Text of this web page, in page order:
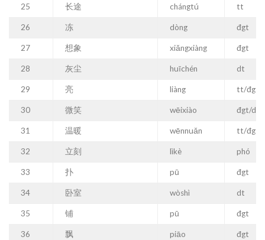
25 长途 chángtú tt
26 冻 dòng đgt
27 想象 xiǎngxiàng đgt
28 灰尘 huīchén dt
29 亮 liàng tt/đgt
30 微笑 wēixiào đgt/dt
31 温暖 wēnnuǎn tt/đgt
32 立刻 lìkè phó
33 扑 pū đgt
34 卧室 wòshì dt
35 铺 pū đgt
36 飘 piāo đgt